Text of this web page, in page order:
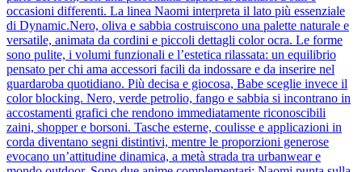
occasioni differenti. La linea Naomi interpreta il lato più essenziale
di Dynamic.Nero, oliva e sabbia costruiscono una palette naturale e
versatile, animata da cordini e piccoli dettagli color ocra. Le forme
sono pulite, i volumi funzionali e l’estetica rilassata: un equilibrio
pensato per chi ama accessori facili da indossare e da inserire nel
guardaroba quotidiano. Più decisa e giocosa, Babe sceglie invece il
color blocking. Nero, verde petrolio, fango e sabbia si incontrano in
accostamenti grafici che rendono immediatamente riconoscibili
zaini, shopper e borsoni. Tasche esterne, coulisse e applicazioni in
corda diventano segni distintivi, mentre le proporzioni generose
evocano un’attitudine dinamica, a metà strada tra urbanwear e